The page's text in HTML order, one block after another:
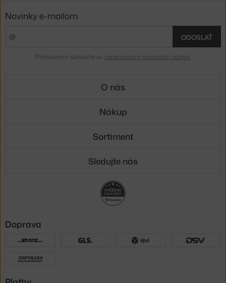
Novinky e-mailom
ODOSLAŤ
Prihlásením súhlasíte so spracovaním osobných údajov.
O nás
Nákup
Sortiment
Sledujte nás
Doprava